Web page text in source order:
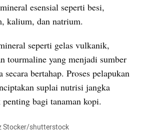
esensial seperti besi,
kalium, dan natrium.
seperti gelas vulkanik,
tourmaline yang menjadi sumber
secara bertahap. Proses pelapukan
suplai nutrisi jangka
penting bagi tanaman kopi.
Stocker/shutterstock